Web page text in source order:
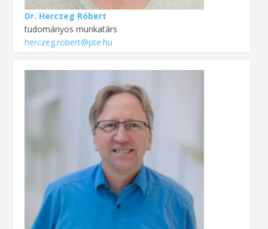
Dr. Herczeg Róbert
tudományos munkatárs
herczeg.robert@pte.hu